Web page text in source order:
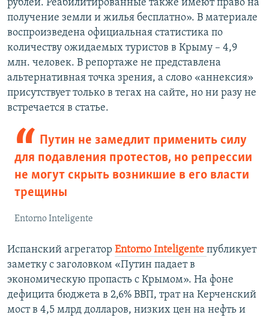
рублей. Реабилитированные также имеют право на
получение земли и жилья бесплатно». В материале
воспроизведена официальная статистика по
количеству ожидаемых туристов в Крыму – 4,9
млн. человек. В репортаже не представлена
альтернативная точка зрения, а слово «аннексия»
присутствует только в тегах на сайте, но ни разу не
встречается в статье.
Путин не замедлит применить силу
для подавления протестов, но репрессии
не могут скрыть возникшие в его власти
трещины
Entorno Inteligente
Испанский агрегатор Entorno Inteligente публикует
заметку с заголовком «Путин падает в
экономическую пропасть с Крымом». На фоне
дефицита бюджета в 2,6% ВВП, трат на Керченский
мост в 4,5 млрд долларов, низких цен на нефть и